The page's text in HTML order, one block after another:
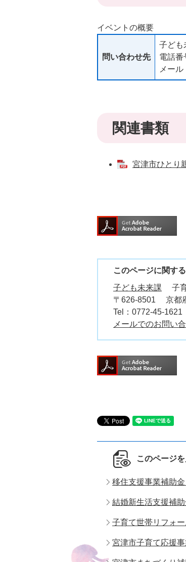
イベントの概要
問い合わせ先
子ども
電話
メー
関連書類
宮津市ひとり
このページに関す
子ども未来課
子
〒626-8501
京都
Tel：0772-45-1621
メールでのお問い
このページ
移住支援事業補助
結婚新生活支援補助
子育て世帯リフォ
宮津市子育て応援